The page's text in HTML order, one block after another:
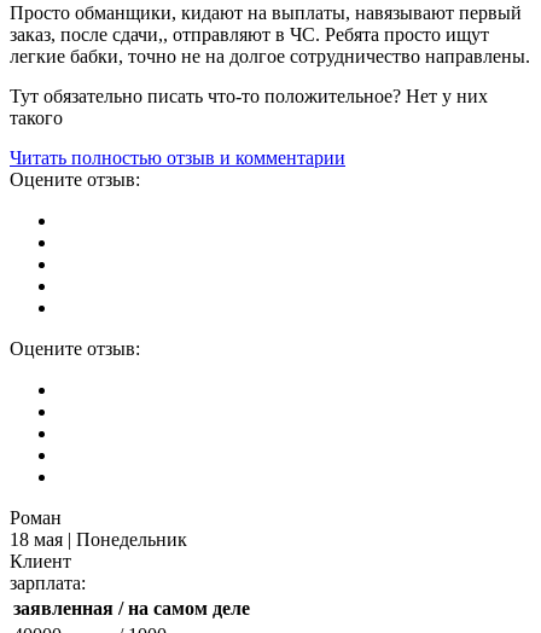
Просто обманщики, кидают на выплаты, навязывают первый
заказ, после сдачи,, отправляют в ЧС. Ребята просто ищут
легкие бабки, точно не на долгое сотрудничество направлены.
Тут обязательно писать что-то положительное? Нет у них
такого
Читать полностью отзыв и комментарии
Оцените отзыв:
Оцените отзыв:
Роман
18 мая | Понедельник
Клиент
зарплата:
заявленная / на самом деле